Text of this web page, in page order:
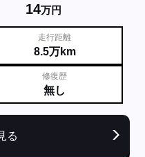
14万円
走行距離
8.5万km
修復歴
無し
る